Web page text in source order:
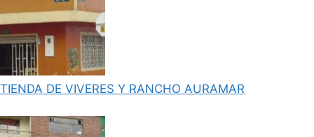
TIENDA DE VIVERES Y RANCHO AURAMAR